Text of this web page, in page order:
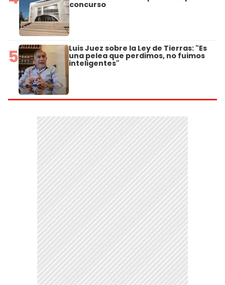
concurso
5 Luis Juez sobre la Ley de Tierras: "Es
una pelea que perdimos, no fuimos
inteligentes"